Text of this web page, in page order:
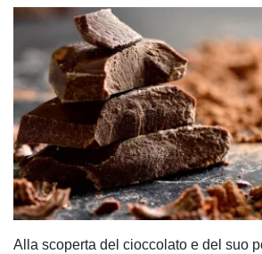
Alla scoperta del cioccolato e del suo